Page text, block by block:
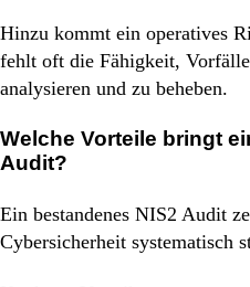
Hinzu kommt ein operatives
fehlt oft die Fähigkeit,
analysieren und zu beheben.
Welche Vorteile bringt
Audit?
Ein bestandenes NIS2 Audit
Cybersicherheit systematisch